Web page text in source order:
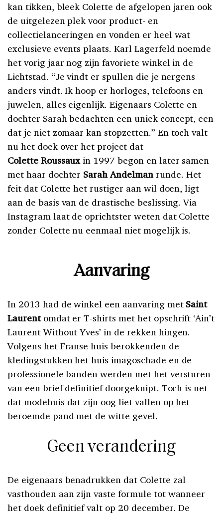
kan tikken, bleek Colette de afgelopen jaren ook
de uitgelezen plek voor product- en
collectielanceringen en vonden er heel wat
exclusieve events plaats. Karl Lagerfeld noemde
het vorig jaar nog zijn favoriete winkel in de
Lichtstad. “Je vindt er spullen die je nergens
anders vindt. Ik hoop er horloges, telefoons en
juwelen, alles eigenlijk. Eigenaars Colette en
dochter Sarah bedachten een uniek concept, een
dat je niet zomaar kan stopzetten.” En toch valt
nu het doek over het project dat
Colette Roussauxin 1997 begon en later samen
met haar dochter Sarah Andelmanrunde. Het
feit dat Colette het rustiger aan wil doen, ligt
aan de basis van de drastische beslissing. Via
Instagram laat de oprichtster weten dat Colette
zonder Colette nu eenmaal niet mogelijk is.
Aanvaring
In 2013 had de winkel een aanvaring met Saint
Laurentomdat er T-shirts met het opschrift ‘Ain’t
Laurent Without Yves’ in de rekken hingen.
Volgens het Franse huis berokkenden de
kledingstukken het huis imagoschade en de
professionele banden werden met het versturen
van een brief definitief doorgeknipt. Toch is net
dat modehuis dat zijn oog liet vallen op het
beroemde pand met de witte gevel.
Geen verandering
De eigenaars benadrukken dat Colette zal
vasthouden aan zijn vaste formule tot wanneer
het doek definitief valt op 20 december. De